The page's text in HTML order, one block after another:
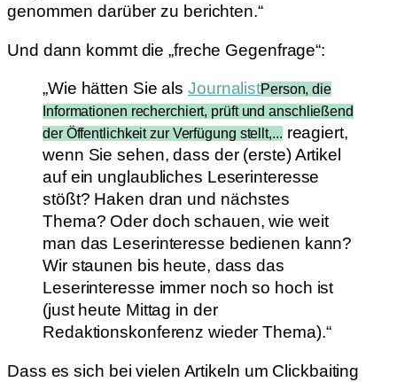
genommen darüber zu berichten.“
Und dann kommt die „freche Gegenfrage“:
„Wie hätten Sie als JournalistPerson, die
Informationen recherchiert, prüft und anschließend
der Öffentlichkeit zur Verfügung stellt,... reagiert,
wenn Sie sehen, dass der (erste) Artikel
auf ein unglaubliches Leserinteresse
stößt? Haken dran und nächstes
Thema? Oder doch schauen, wie weit
man das Leserinteresse bedienen kann?
Wir staunen bis heute, dass das
Leserinteresse immer noch so hoch ist
(just heute Mittag in der
Redaktionskonferenz wieder Thema).“
Dass es sich bei vielen Artikeln um Clickbaiting